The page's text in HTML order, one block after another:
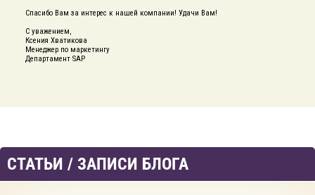
Спасибо Вам за интерес к нашей компании! Удачи Вам!
С уважением,
Ксения Хватикова
Менеджер по маркетингу
Департамент SAP
СТАТЬИ / ЗАПИСИ БЛОГА